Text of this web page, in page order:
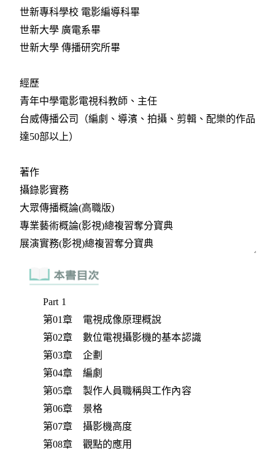
Part 1
第01章 電視成像原理概說
第02章 數位電視攝影機的基本認識
第03章 企劃
第04章 編劇
第05章 製作人員職稱與工作內容
第06章 景格
第07章 攝影機高度
第08章 觀點的應用